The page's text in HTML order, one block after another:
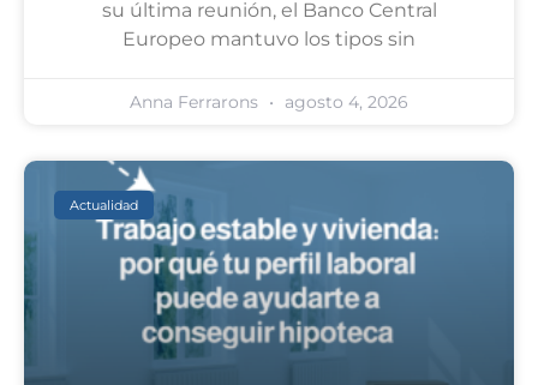
su última reunión, el Banco Central
Europeo mantuvo los tipos sin
Anna Ferrarons agosto 4, 2026
Actualidad